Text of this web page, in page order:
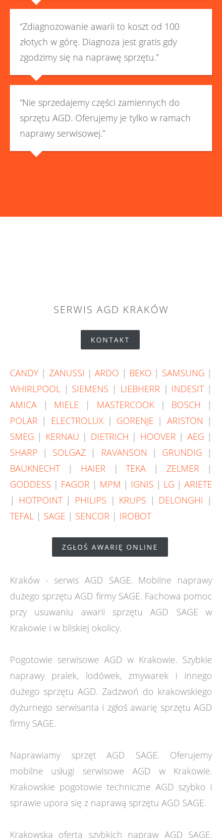
“Zdiagnozowanie awarii to koszt od 100
złotych w górę. Diagnoza jest gratis gdy
zgodzimy się na naprawę sprzętu.”
“Nie sprzedajemy części zamiennych do
sprzętu AGD. Oferujemy je tylko w ramach
naprawy serwisowej.”
SERWIS AGD KRAKÓW
KONTAKT
CANDY | ZANUSSI |ARDO | BEKO | SAMSUNG |
WHIRLPOOL | SIEMENS | LIEBHERR | INDESIT|
AMICA | MIELE | MASTERCOOK| BOSCH |
POLAR | ELECTROLUX| GORENJE | ARISTON |
SMEG | KERNAU | DIETRICH | HOOVER | AEG |
SHARP | SOLGAZ | RAVANSON | GRUNDIG |
BAUKNECHT| HAIER |TEKA |ZELMER |
GODDESS | FAGOR | MPM | IGNIS | LG | ARIETE
| HOTPOINT| PHILIPS | KRUPS | DELONGHI |
TEFAL | SAGE | SENCOR | IROBOT
ZGŁOŚ AWARIĘ ONLINE
Kraków - serwis AGD SAGE. Mobilne naprawy
dużego sprzętu AGD firmy SAGE. Fachowa pomoc
przy usuwaniu awarii sprzętu AGD SAGE w
Krakowie i w bliskiej okolicy.
Pogotowie serwisowe AGD w Krakowie. Szybkie
naprawy pralek, lodówek, zmywarek i innego
dużego sprzętu AGD. Zadzwoń do krakowskiego
dyżurnego serwisanta i zgłoś awarię sprzętu AGD
firmy SAGE.
Naprawiamy sprzęt AGD SAGE. Oferujemy
mobilne usługi serwisowe AGD w Krakowie.
Krakowskie pogotowie techniczne AGD szybko i
sprawie upora się z naprawą sprzętu AGD SAGE.
Krakowska oferta szybkich napraw AGD SAGE.